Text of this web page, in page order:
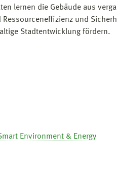
lernen die Gebäude aus
und
Stadtentwicklung fördern.
Environment & Energy